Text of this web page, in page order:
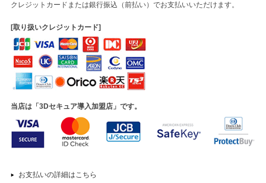
クレジットカードまたは銀行振込（前払い）でお支払いいただけます。
[取り扱いクレジットカード]
当店は「3Dセキュア導入加盟店」です。
お支払いの詳細はこちら